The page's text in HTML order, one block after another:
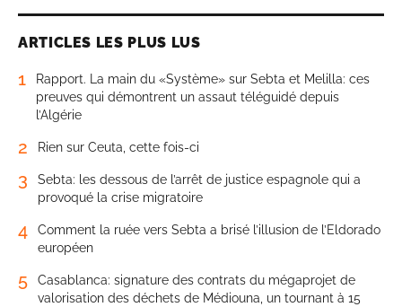
ARTICLES LES PLUS LUS
1
Rapport. La main du «Système» sur Sebta et Melilla: ces
preuves qui démontrent un assaut téléguidé depuis
l’Algérie
2 Rien sur Ceuta, cette fois-ci
3
Sebta: les dessous de l’arrêt de justice espagnole qui a
provoqué la crise migratoire
4
Comment la ruée vers Sebta a brisé l’illusion de l’Eldorado
européen
5
Casablanca: signature des contrats du mégaprojet de
valorisation des déchets de Médiouna, un tournant à 15